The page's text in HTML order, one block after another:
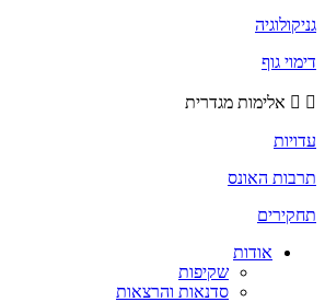
גניקולוגיה
דימוי גוף
אלימות מגדרית
עדויות
תרבות האונס
תחקירים
אודות
שקיפות
סדנאות והרצאות